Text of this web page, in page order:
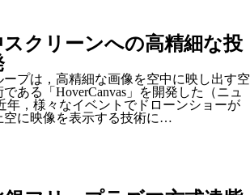
クリーンへの高精細な投
プは，高精細な画像を空中に映し出す空
ある「HoverCanvas」を開発した（ニュ
年，様々なイベントでドローンショーが
空に映像を表示する技術に…